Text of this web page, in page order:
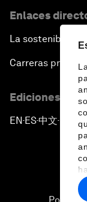
Enlaces
La sostenibilidad
Carreras
Ediciones en
EN ▪ES▪中文▪ 日本語